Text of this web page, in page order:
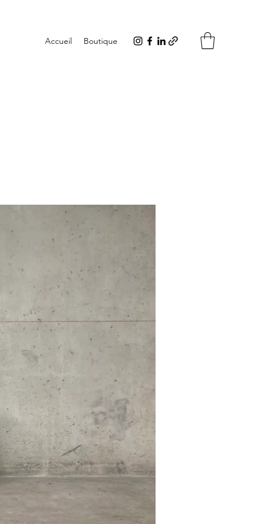
Accueil Boutique